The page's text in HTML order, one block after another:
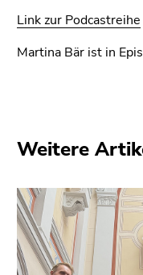
8)
Suche
Link zur Podcastreihe
Martina Bär ist in
Weitere